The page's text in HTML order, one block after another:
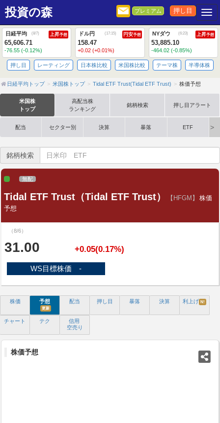
投資の森 プレミアム 押し目
日経平均 (8/7) 上昇予想
65,606.71
-76.55 (-0.12%)
ドル円 (17:15) 円安予想
158.47
+0.02 (+0.01%)
NYダウ (6:23) 上昇予想
53,885.10
-464.02 (-0.85%)
押し目 レーティング 日本株比較 米国株比較 テーマ株 半導体株
日経平均トップ 米国株トップ Tidal ETF Trust(Tidal ETF Trust) 株価予想
米国株
トップ
高配当株
ランキング
銘柄検索 押し目アラート
配当 セクター別 決算 暴落 ETF
銘柄検索
無配
Tidal ETF Trust（Tidal ETF Trust） 【HFGM】
株価
予想
（8/6）
31.00 +0.05(0.17%)
WS目標株価 -
株価 予想
更新
配当 押し目 暴落 決算 利上げ N!
チャート テク
信用
空売り
株価予想